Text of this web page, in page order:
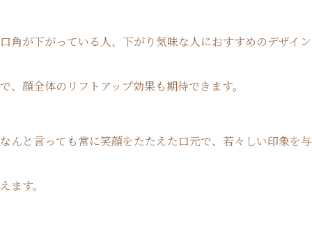
口角が下がっている人、下がり気味な人におすすめのデザイン
で、顔全体のリフトアップ効果も期待できます。
なんと言っても常に笑顔をたたえた口元で、若々しい印象を与
えます。